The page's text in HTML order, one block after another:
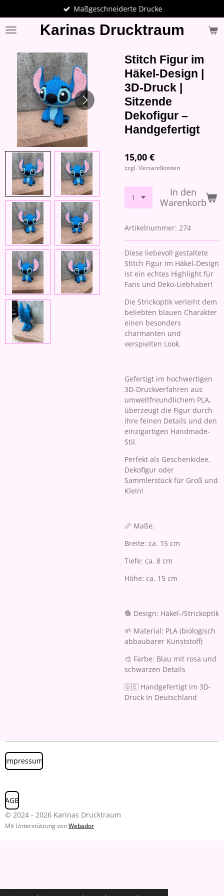
Hauptinhalt
springen
Karinas Drucktraum
Maßgeschneiderte Drucke
Stitch Figur im
Häkel-Design |
3D-Druck |
Sitzende
Dekofigur –
Handgefertigt
15,00 €
zzgl. Versandkosten
In den
Warenkorb
Artikelnummer: 274
Diese liebevoll gestaltete
Stitch Figur im Häkel-Design
ist ein echtes Highlight für
Fans und Deko-Liebhaber!
Die Strickoptik verleiht dem
beliebten blauen Charakter
einen besonders
charmanten und
verspielten Look.
Gefertigt im hochwertigen
3D-Druckverfahren aus
umweltfreundlichem PLA,
überzeugt die Figur durch
ihre feinen Details und den
einzigartigen Handmade-
Stil.
Perfekt als Geschenkidee,
Dekofigur oder
Sammlerstück für Groß und
Klein!
📏 Maße:
Breite: ca. 15 cm
Tiefe: ca. 8 cm
Höhe: ca. 15 cm
🧶 Design: Häkel-/Strickoptik
🌱 Material: PLA (biologisch
abbaubarer Kunststoff)
🎨 Farbe: Blau mit rosa und
schwarzen Details
🇩🇪 Handgefertigt im 3D-
Druck in Deutschland
Impressum
AGB
© 2024 - 2026 Karinas Drucktraum
Mit Unterstützung von Webador